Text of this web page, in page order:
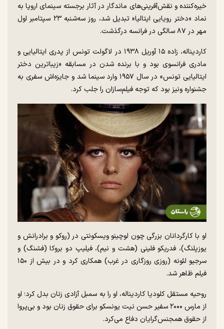
خیره‌کننده و نقش‌آفرینی‌های ماندگار در آثار برجسته سینمای اروپا به
نماد «دختر رویایی ایتالیا» تبدیل شد، روز سه‌شنبه ۲۳ سپتامبر اول
مهر در ۸۷ سالگی در فرانسه درگذشت.
کاردیناله، زاده ۱۵ آوریل ۱۹۳۸ در لاگولت تونس از پدری ایتالیایی و
مادری فرانسوی بود و با برنده شدن در مسابقه «زیباترین دختر
ایتالیایی تونس» در سال ۱۹۵۷ وارد سینما شد و جایزه‌اش سفری به
جشنواره ونیز بود که توجه فیلم‌سازان را جلب کرد.
او با کارگردانان بزرگی چون لوچینو ویسکونتی در (روکو و برادرانش و
یوزپلنگ)، فدریکو فلینی (هشت و نیم)، فیلیپ دو بروکا (فشنگ) و
سرجیو لئونه (روزی روزگاری در غرب) همکاری کرد و در بیش از ۱۵۰
فیلم ظاهر شد.
روحیه مستقل کلودیا کاردیناله، او را به سمبل آزادی زنان بدل کرد؛ او
از مارس ۲۰۰۰ سفیر حسن نیت یونسکو برای حقوق زنان بود و بی‌پروا
از حقوق همجنس‌گرایان دفاع می‌کرد.